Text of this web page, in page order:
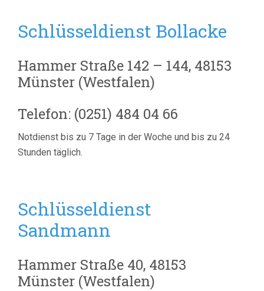
Schlüsseldienst Bollacke
Hammer Straße 142 – 144, 48153
Münster (Westfalen)
Telefon: (0251) 484 04 66
Notdienst bis zu 7 Tage in der Woche und bis zu 24
Stunden täglich.
Schlüsseldienst
Sandmann
Hammer Straße 40, 48153
Münster (Westfalen)